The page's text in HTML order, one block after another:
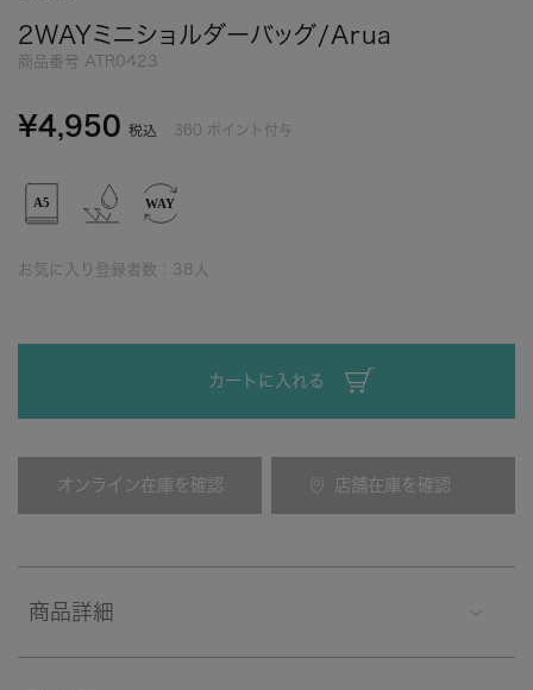
2WAYミニショルダーバッグ/Arua
商品番号 ATR0423
¥4,950 税込 360 ポイント付与
お気に入り登録者数： 38 人
カートに入れる
オンライン在庫を確認 店舗在庫を確認
商品詳細